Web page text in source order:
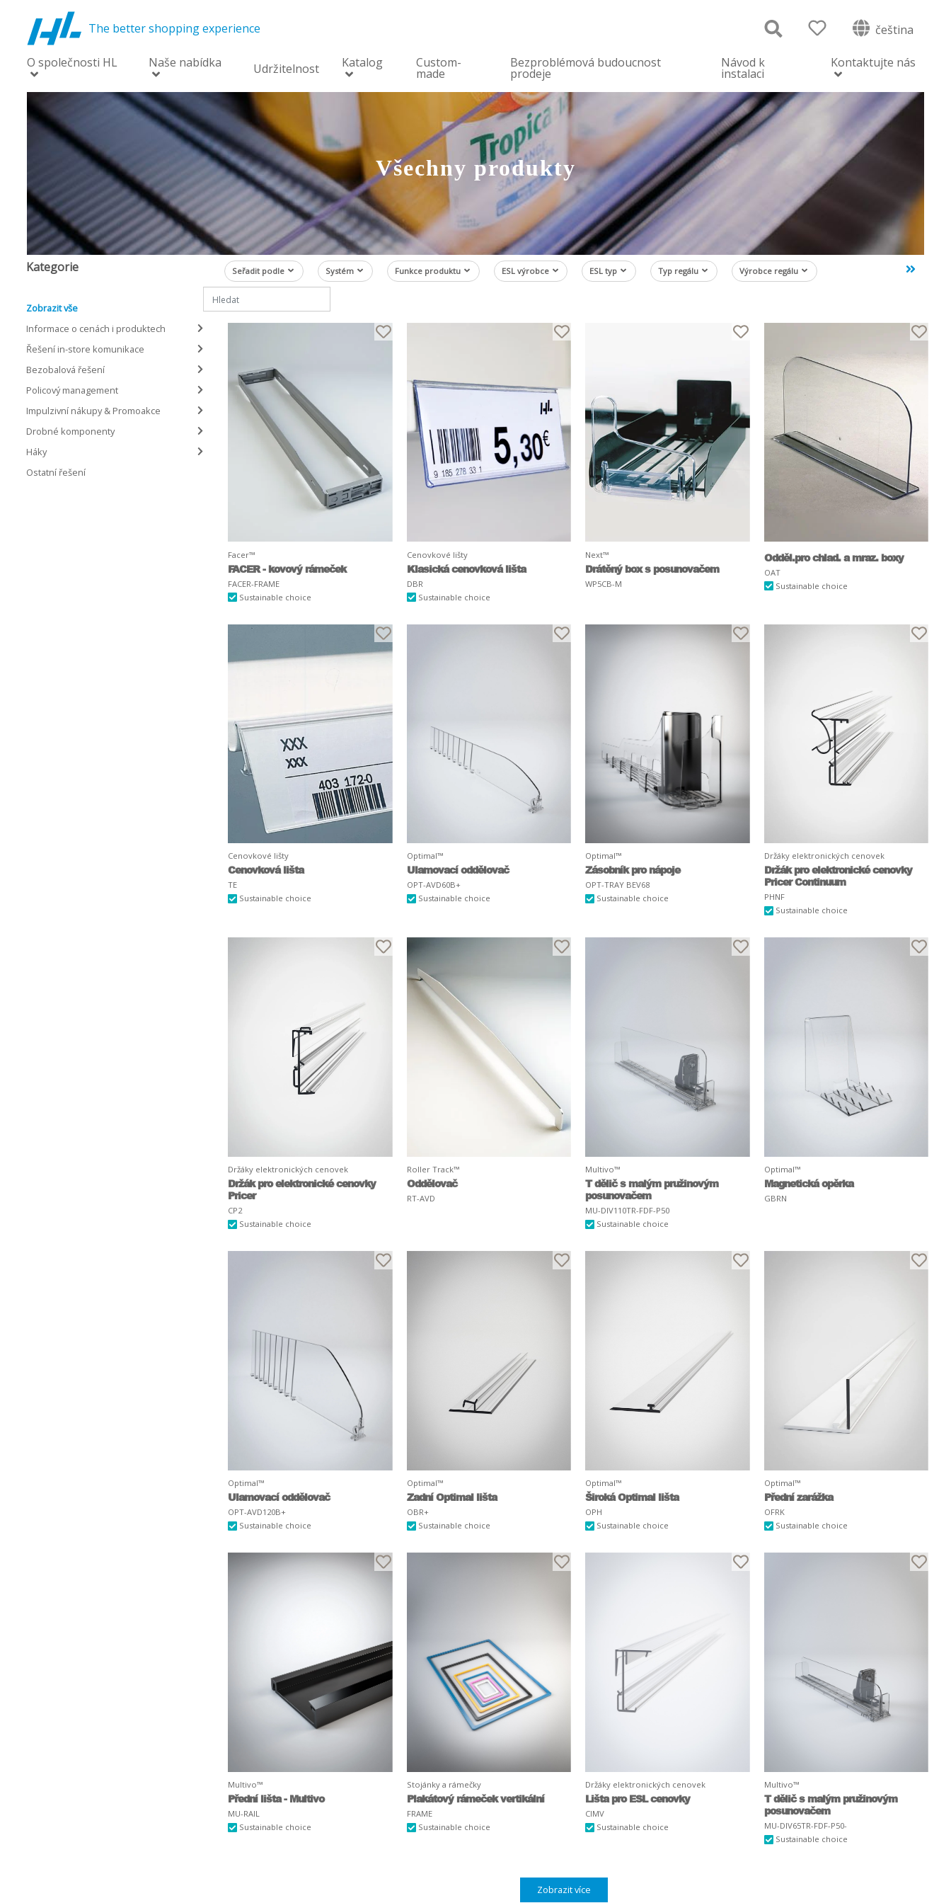
The better shopping experience čeština
O společnosti HL Naše nabídka Udržitelnost Katalog Custom-
made
Bezproblémová budoucnost
prodeje
Návod k
instalaci
Kontaktujte nás
Všechny produkty
Kategorie
Zobrazit vše
Informace o cenách i produktech
Řešení in-store komunikace
Bezobalová řešení
Policový management
Impulzivní nákupy & Promoakce
Drobné komponenty
Háky
Ostatní řešení
Seřadit podle Systém Funkce produktu ESL výrobce ESL typ Typ regálu Výrobce regálu
Facer™
FACER - kovový rámeček
FACER-FRAME
Sustainable choice
Cenovkové lišty
Klasická cenovková lišta
DBR
Sustainable choice
Next™
Drátěný box s posunovačem
WP5CB-M
Odděl.pro chlad. a mraz. boxy
OAT
Sustainable choice
Cenovkové lišty
Cenovková lišta
TE
Sustainable choice
Optimal™
Ulamovací oddělovač
OPT-AVD60B+
Sustainable choice
Optimal™
Zásobník pro nápoje
OPT-TRAY BEV68
Sustainable choice
Držáky elektronických cenovek
Držák pro elektronické cenovky
Pricer Continuum
PHNF
Sustainable choice
Držáky elektronických cenovek
Držák pro elektronické cenovky
Pricer
CP2
Sustainable choice
Roller Track™
Oddělovač
RT-AVD
Multivo™
T dělič s malým pružinovým
posunovačem
MU-DIV110TR-FDF-P50
Sustainable choice
Optimal™
Magnetická opěrka
GBRN
Optimal™
Ulamovací oddělovač
OPT-AVD120B+
Sustainable choice
Optimal™
Zadní Optimal lišta
OBR+
Sustainable choice
Optimal™
Široká Optimal lišta
OPH
Sustainable choice
Optimal™
Přední zarážka
OFRK
Sustainable choice
Multivo™
Přední lišta - Multivo
MU-RAIL
Sustainable choice
Stojánky a rámečky
Plakátový rámeček vertikální
FRAME
Sustainable choice
Držáky elektronických cenovek
Lišta pro ESL cenovky
CIMV
Sustainable choice
Multivo™
T dělič s malým pružinovým
posunovačem
MU-DIV65TR-FDF-P50-
Sustainable choice
Zobrazit více